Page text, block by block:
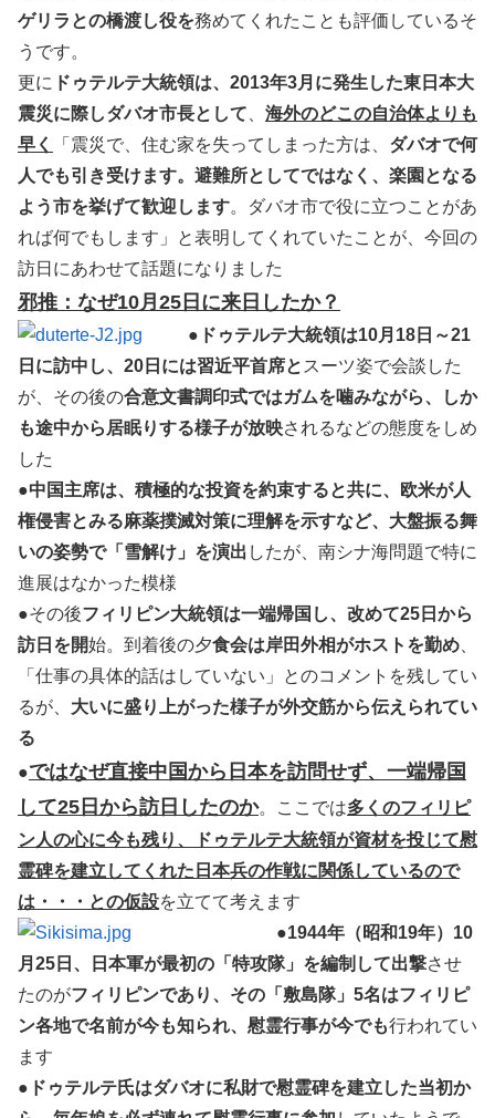
ゲリラとの橋渡し役を務めてくれたことも評価しているそ
うです。
更に ドゥテルテ大統領は、2013年3月に発生した東日本大
震災に際しダバオ市長として
海外のどこの自治体よりも
早く
「震災で、住む家を失ってしまった方は、 ダバオで何
人でも引き受けます。避難所としてではなく、楽園となる
よう市を挙げて歓迎します。ダバオ市で役に立つことがあ
れば何でもします」と表明してくれていたことが、今回の
訪日にあわせて話題になりました
邪推：なぜ10月25日に来日したか？
● ドゥテルテ大統領は10月18日～21
日に訪中し、20日には習近平首席と スーツ姿で会談した
が、その後の合意文書調印式ではガムを噛みながら、しか
も途中から居眠りする様子が放映されるなどの態度をしめ
した
●中国主席は、積極的な投資を約束すると共に、欧米が人
権侵害とみる麻薬撲滅対策に理解を示すなど、大盤振る舞
いの姿勢で「雪解け」を演出 したが、南シナ海問題で特に
進展はなかった模様
●その後フィリピン大統領は一端帰国し、改めて25日から
訪日を開始。到着後の夕食会は岸田外相がホストを勤め
「仕事の具体的話はしていない」とのコメントを残してい
るが、 大いに盛り上がった様子が外交筋から伝えられてい
る
●ではなぜ直接中国から日本を訪問せず、一端帰国
して25日から訪日したのか。ここでは多くのフィリピ
ン人の心に今も残り、ドゥテルテ大統領が資材を投じて慰
霊碑を建立してくれた日本兵の作戦に関係しているので
は・・・との仮設を立てて考えます
●1944年（昭和19年）10
月25日、日本軍が最初の「特攻隊」を編制して出撃させ
たのがフィリピンであり、その「敷島隊」5名はフィリピ
ン各地で名前が今も知られ、慰霊行事が今でも行われてい
ます
● ドゥテルテ氏はダバオに私財で慰霊碑を建立した当初か